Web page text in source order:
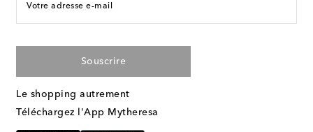
Votre adresse e-mail
Souscrire
Le shopping autrement
Téléchargez l'App Mytheresa